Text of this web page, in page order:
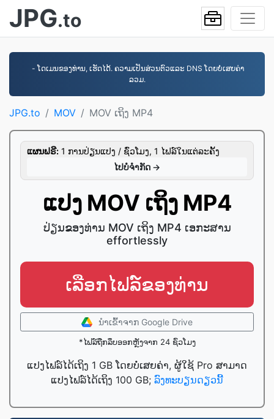
JPG.to
- ໂດເມນຂອງທ່ານ, ເຮັດໄດ້. ຄວາມເປັນສ່ວນຕົວແລະ DNS ໂດຍບໍ່ເສຍຄ່າ
ລວມ.
JPG.to MOV MOV ເຖິງ MP4
ແຜນຟຣີ: 1 ການປ່ຽນແປງ / ຊົ່ວໂມງ, 1 ໄຟລ໌ໃນແຕ່ລະຄັ້ງ
ໄປ​ບໍ່​ຈໍາກັດ →
ແປງ MOV ເຖິງ MP4
ປ່ຽນຂອງທ່ານ MOV ເຖິງ MP4 ເອ​ກະ​ສານ
effortlessly
ເລືອກໄຟລ໌ຂອງທ່ານ
ນໍາເຂົ້າ​ຈາກ Google Drive
*ໄຟລ໌ຖືກລຶບອອກຫຼັງຈາກ 24 ຊົ່ວໂມງ
ແປງໄຟລ໌ໄດ້ເຖິງ 1 GB ໂດຍບໍ່ເສຍຄ່າ, ຜູ້ໃຊ້ Pro ສາມາດ
ແປງໄຟລ໌ໄດ້ເຖິງ 100 GB; ລົງທະບຽນດຽວນີ້